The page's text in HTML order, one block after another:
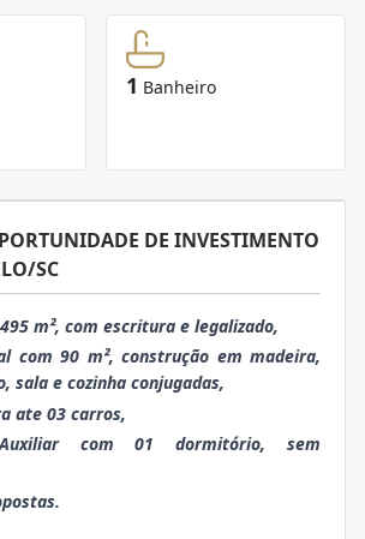
1 Banheiro
DE INVESTIMENTO
SC
m², com escritura e legalizado,
com 90 m², construção em madeira,
sala e cozinha conjugadas,
ate 03 carros,
Auxiliar com 01 dormitório, sem